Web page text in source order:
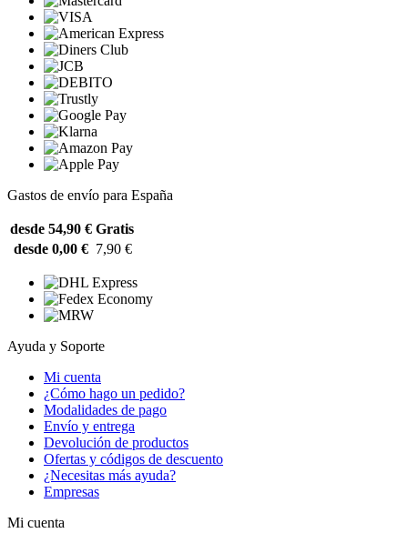
Gastos de envío para España
desde 54,90 € Gratis
desde 0,00 € 7,90 €
Ayuda y Soporte
Mi cuenta
¿Cómo hago un pedido?
Modalidades de pago
Envío y entrega
Devolución de productos
Ofertas y códigos de descuento
¿Necesitas más ayuda?
Empresas
Mi cuenta